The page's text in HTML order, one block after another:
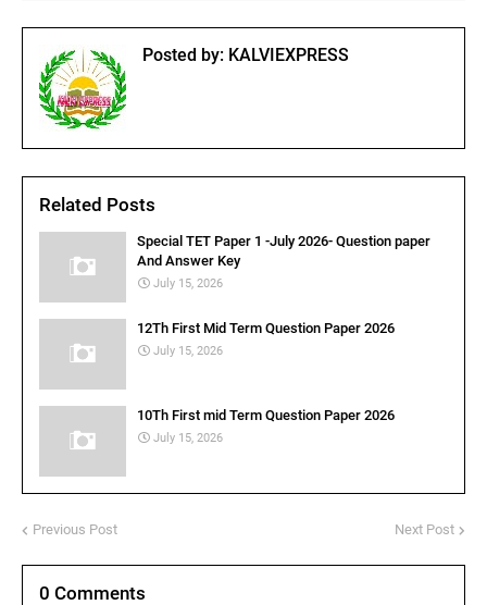
Posted by: KALVIEXPRESS
Related Posts
Special TET Paper 1 -July 2026- Question paper
And Answer Key
July 15, 2026
12Th First Mid Term Question Paper 2026
July 15, 2026
10Th First mid Term Question Paper 2026
July 15, 2026
Previous Post Next Post
0 Comments